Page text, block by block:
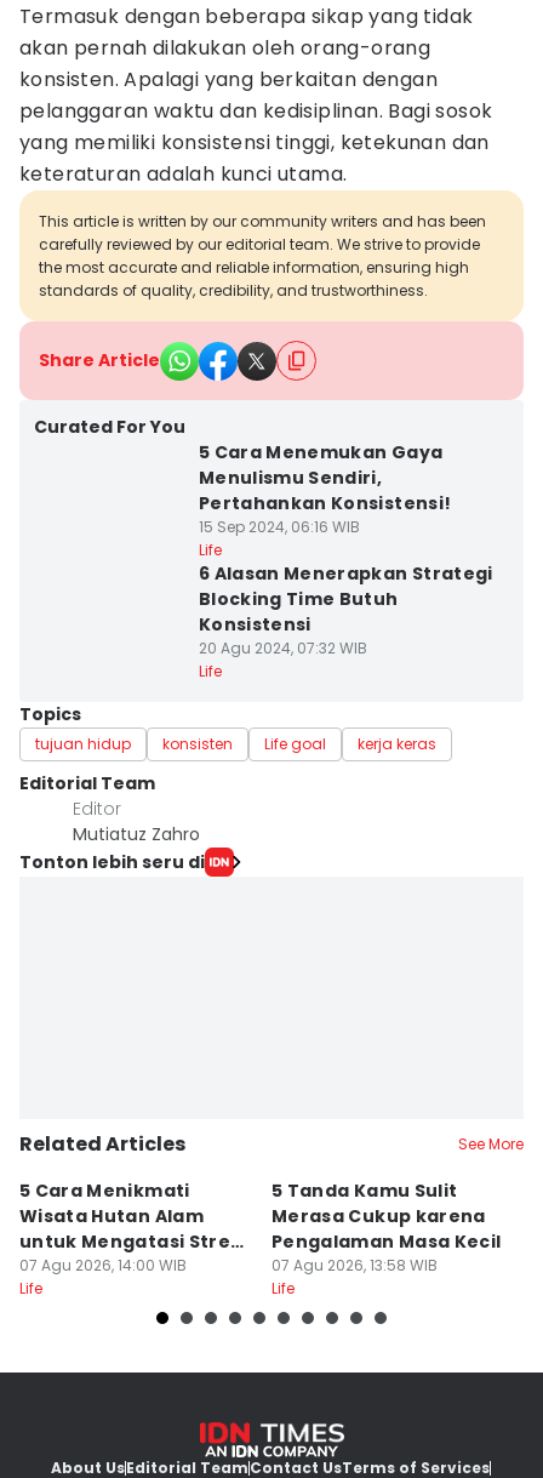
Termasuk dengan beberapa sikap yang tidak
akan pernah dilakukan oleh orang-orang
konsisten. Apalagi yang berkaitan dengan
pelanggaran waktu dan kedisiplinan. Bagi sosok
yang memiliki konsistensi tinggi, ketekunan dan
keteraturan adalah kunci utama.
This article is written by our community writers and has been
carefully reviewed by our editorial team. We strive to provide
the most accurate and reliable information, ensuring high
standards of quality, credibility, and trustworthiness.
Share Article
Curated For You
5 Cara Menemukan Gaya
Menulismu Sendiri,
Pertahankan Konsistensi!
15 Sep 2024, 06:16 WIB
Life
6 Alasan Menerapkan Strategi
Blocking Time Butuh
Konsistensi
20 Agu 2024, 07:32 WIB
Life
Topics
tujuan hidup konsisten Life goal kerja keras
Editorial Team
Editor
Mutiatuz Zahro
Tonton lebih seru di
Related Articles See More
5 Cara Menikmati
Wisata Hutan Alam
untuk Mengatasi Stres
Kerja
07 Agu 2026, 14:00 WIB
Life
5 Tanda Kamu Sulit
Merasa Cukup karena
Pengalaman Masa Kecil
07 Agu 2026, 13:58 WIB
Life
About UsEditorial TeamContact UsTerms of Services